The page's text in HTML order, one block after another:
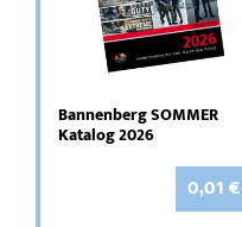
Bannenberg SOMMER
Katalog 2026
0,01€